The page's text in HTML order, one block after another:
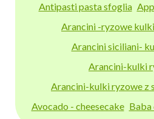
Antipasti pasta sfoglia
Arancini -ryzowe
Arancini siciliani-
Arancini-kulki
Arancini-kulki ryzowe z
Avocado - cheesecake Baba